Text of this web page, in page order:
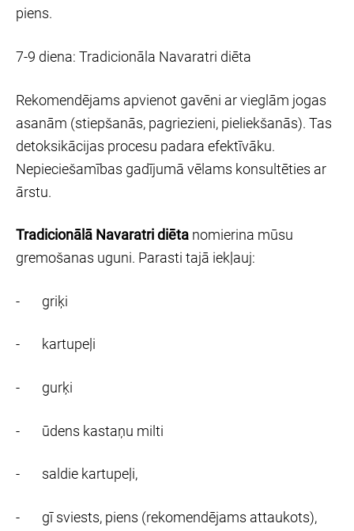
piens.
7-9 diena: Tradicionāla Navaratri diēta
Rekomendējams apvienot gavēni ar vieglām jogas
asanām (stiepšanās, pagriezieni, pieliekšanās). Tas
detoksikācijas procesu padara efektīvāku.
Nepieciešamības gadījumā vēlams konsultēties ar
ārstu.
Tradicionālā Navaratri diēta nomierina mūsu
gremošanas uguni. Parasti tajā iekļauj:
- griķi
- kartupeļi
- gurķi
- ūdens kastaņu milti
- saldie kartupeļi,
- gī sviests, piens (rekomendējams attaukots),